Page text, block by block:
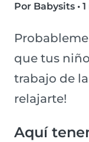
Por Babysits •
que tus
trabajo de
relajarte!
Aquí